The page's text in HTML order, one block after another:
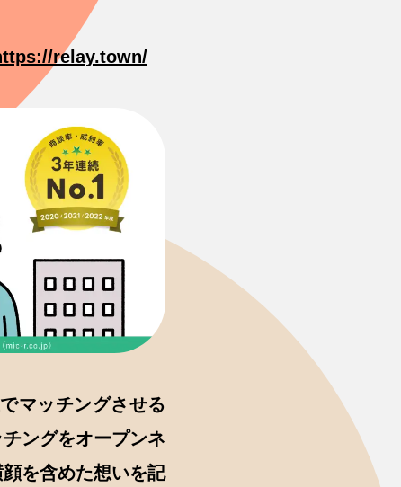
relay.town/
マッチングさせる
ングをオープンネ
を含めた想いを記